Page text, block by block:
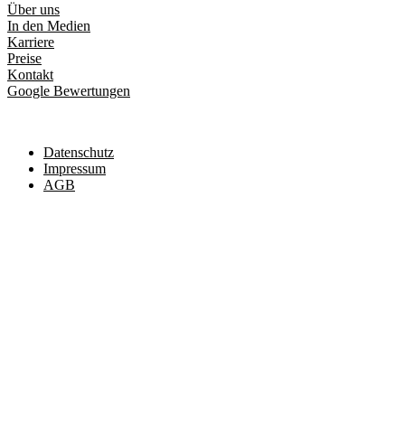
Über uns
In den Medien
Karriere
Preise
Kontakt
Google Bewertungen
Datenschutz
Impressum
AGB